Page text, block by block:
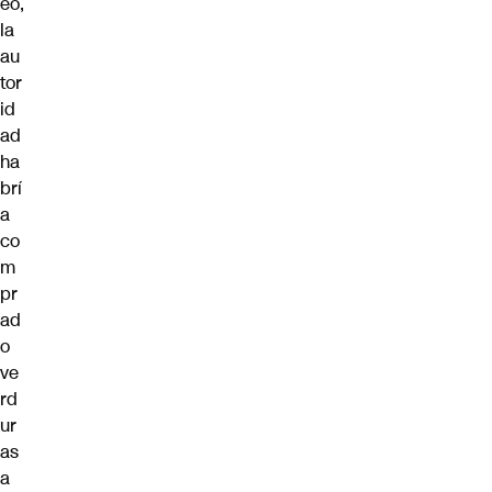
la
au
tor
id
ad
ha
brí
a
co
m
pr
ad
o
ve
rd
ur
as
a